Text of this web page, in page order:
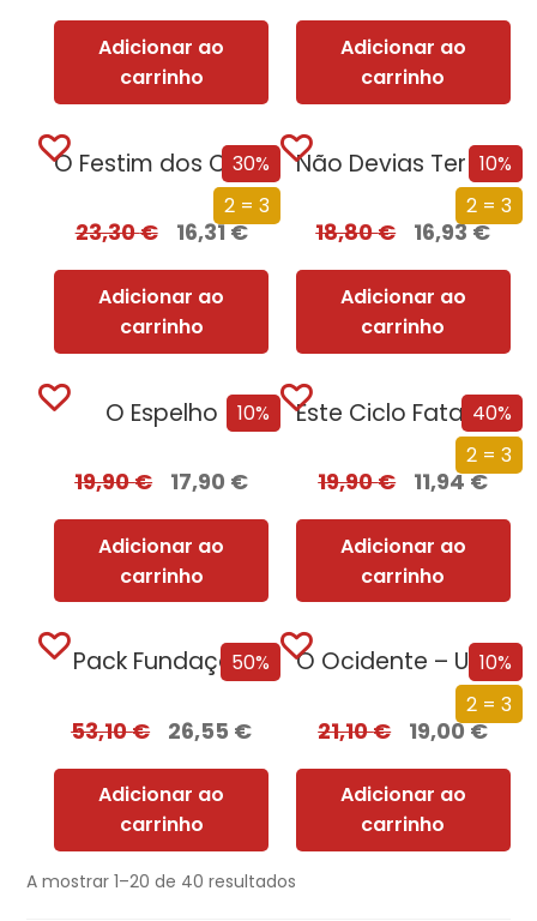
Adicionar ao
carrinho
Adicionar ao
carrinho
30%
2 = 3
O Festim dos Corvos (Edição especial limitada)
23,30€ 16,31€
Adicionar ao
carrinho
10%
2 = 3
Não Devias Ter Vindo
18,80€ 16,93€
Adicionar ao
carrinho
10%
O Espelho
19,90€ 17,90 €
Adicionar ao
carrinho
40%
2 = 3
Este Ciclo Fatal: Uma História da Morte
19,90€ 11,94€
Adicionar ao
carrinho
50%
Pack Fundação
53,10€ 26,55 €
Adicionar ao
carrinho
10%
2 = 3
O Ocidente – Uma Nova História de um Conceito Milenar
21,10€ 19,00€
Adicionar ao
carrinho
A mostrar 1–20 de 40 resultados